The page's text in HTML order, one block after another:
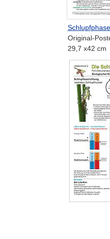
Original-
29,7 x42 cm